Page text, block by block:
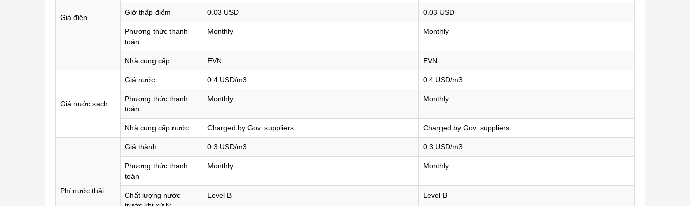
Giá điện
Giờ thấp điểm 0.03 USD 0.03 USD
Phương thức thanh
toán
Monthly Monthly
Nhà cung cấp EVN EVN
Giá nước sạch
Giá nước 0.4 USD/m3 0.4 USD/m3
Phương thức thanh
toán
Monthly Monthly
Nhà cung cấp nước Charged by Gov. suppliers Charged by Gov. suppliers
Phí nước thải
Giá thành 0.3 USD/m3 0.3 USD/m3
Phương thức thanh
toán
Monthly Monthly
Chất lượng nước
Level B Level B